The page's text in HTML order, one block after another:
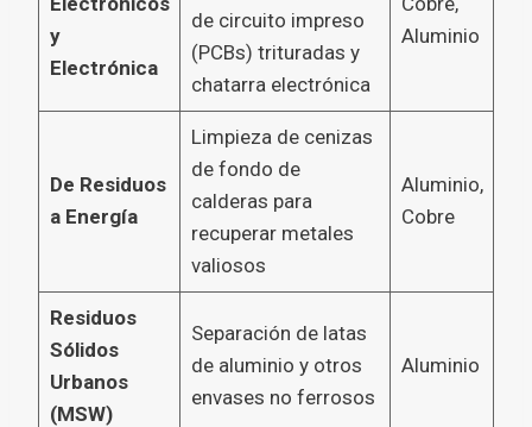
y
Electrónica
de circuito impreso
(PCBs) trituradas y
chatarra electrónica
Aluminio
De Residuos
a Energía
Limpieza de cenizas
de fondo de
calderas para
recuperar metales
valiosos
Aluminio,
Cobre
Residuos
Sólidos
Urbanos
(MSW)
Separación de latas
de aluminio y otros
envases no ferrosos
Aluminio